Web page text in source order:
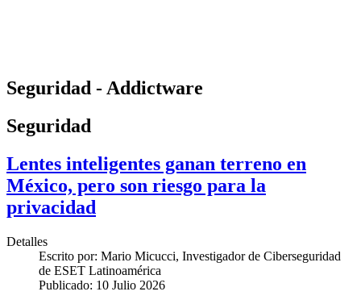
Seguridad - Addictware
Seguridad
Lentes inteligentes ganan terreno en
México, pero son riesgo para la
privacidad
Detalles
Escrito por: Mario Micucci, Investigador de Ciberseguridad
de ESET Latinoamérica
Publicado: 10 Julio 2026